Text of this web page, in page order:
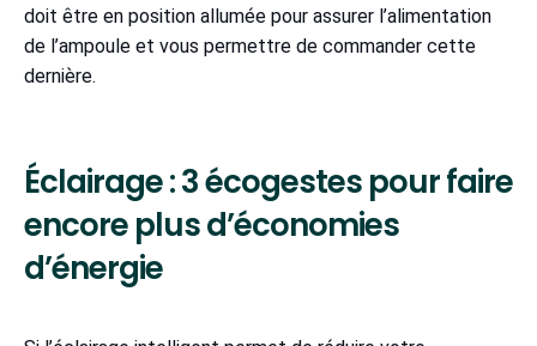
doit être en position allumée pour assurer l’alimentation
de l’ampoule et vous permettre de commander cette
dernière.
Éclairage : 3 écogestes pour faire
encore plus d’économies
d’énergie